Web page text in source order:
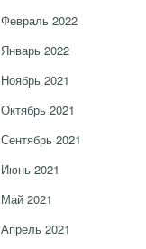
Февраль 2022
Январь 2022
Ноябрь 2021
Октябрь 2021
Сентябрь 2021
Июнь 2021
Май 2021
Апрель 2021